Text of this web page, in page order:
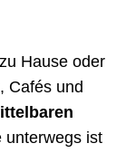
Hause oder
Cafés und
unterwegs ist